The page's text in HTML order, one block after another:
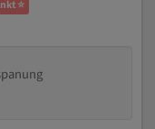
⭐